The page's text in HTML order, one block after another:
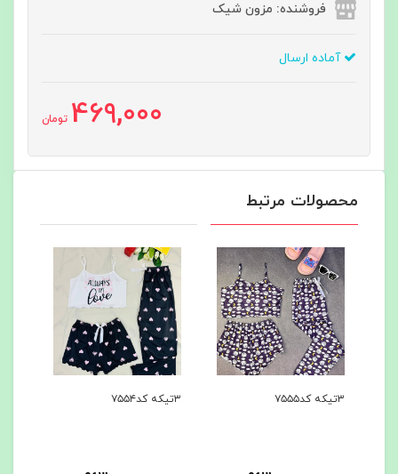
فروشنده: مزون شیک
آماده ارسال
469,000 تومان
محصولات مرتبط
۳تیکه کد۷۵۵۵ ۳تیکه کد۷۵۵۴